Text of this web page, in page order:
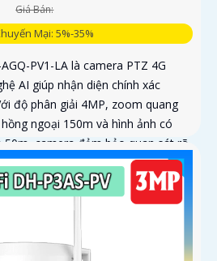
Giá Bán:
Mại: 5%-35%
PV1-LA là camera PTZ 4G
AI giúp nhận diện chính xác
độ phân giải 4MP, zoom quang
ngoại 150m và hình ảnh có
camera đảm bảo quan sát rõ